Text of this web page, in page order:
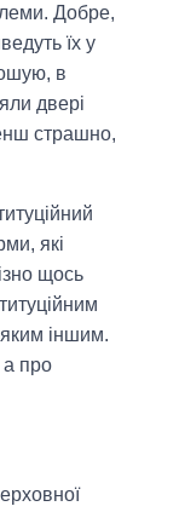
Добре,
їх у
в
двері
страшно,
які
щось
іншим.
а про